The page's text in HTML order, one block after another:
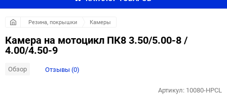
Резина, покрышки Камеры
Камера на мотоцикл ПК8 3.50/5.00-8 /
4.00/4.50-9
Обзор Отзывы (0)
Артикул: 10080-HPCL